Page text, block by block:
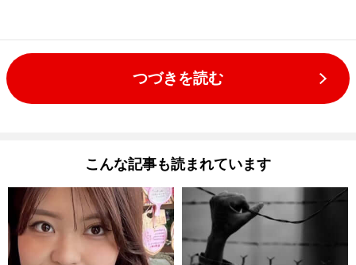
つづきを読む
こんな記事も読まれています